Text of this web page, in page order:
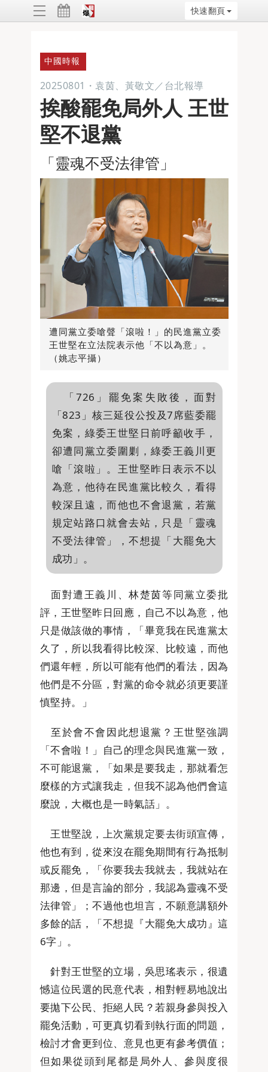
快速翻頁
中國時報
20250801 ・ 袁茵、黃敬文／台北報導
挨酸罷免局外人 王世
堅不退黨
「靈魂不受法律管」
遭同黨立委嗆聲「滾啦！」的民進黨立委
王世堅在立法院表示他「不以為意」。
（姚志平攝）
「726」罷免案失敗後，面對
「823」核三延役公投及7席藍委罷
免案，綠委王世堅日前呼籲收手，
卻遭同黨立委圍剿，綠委王義川更
嗆「滾啦」。王世堅昨日表示不以
為意，他待在民進黨比較久，看得
較深且遠，而他也不會退黨，若黨
規定站路口就會去站，只是「靈魂
不受法律管」，不想提「大罷免大
成功」。
面對遭王義川、林楚茵等同黨立委批
評，王世堅昨日回應，自己不以為意，他
只是做該做的事情，「畢竟我在民進黨太
久了，所以我看得比較深、比較遠，而他
們還年輕，所以可能有他們的看法，因為
他們是不分區，對黨的命令就必須更要謹
慎堅持。」
至於會不會因此想退黨？王世堅強調
「不會啦！」自己的理念與民進黨一致，
不可能退黨，「如果是要我走，那就看怎
麼樣的方式讓我走，但我不認為他們會這
麼說，大概也是一時氣話」。
王世堅說，上次黨規定要去街頭宣傳，
他也有到，從來沒在罷免期間有行為抵制
或反罷免，「你要我去我就去，我就站在
那邊，但是言論的部分，我認為靈魂不受
法律管」；不過他也坦言，不願意講額外
多餘的話，「不想提『大罷免大成功』這
6字」。
針對王世堅的立場，吳思瑤表示，很遺
憾這位民選的民意代表，相對輕易地說出
要拋下公民、拒絕人民？若親身參與投入
罷免活動，可更真切看到執行面的問題，
檢討才會更到位、意見也更有參考價值；
但如果從頭到尾都是局外人、參與度很